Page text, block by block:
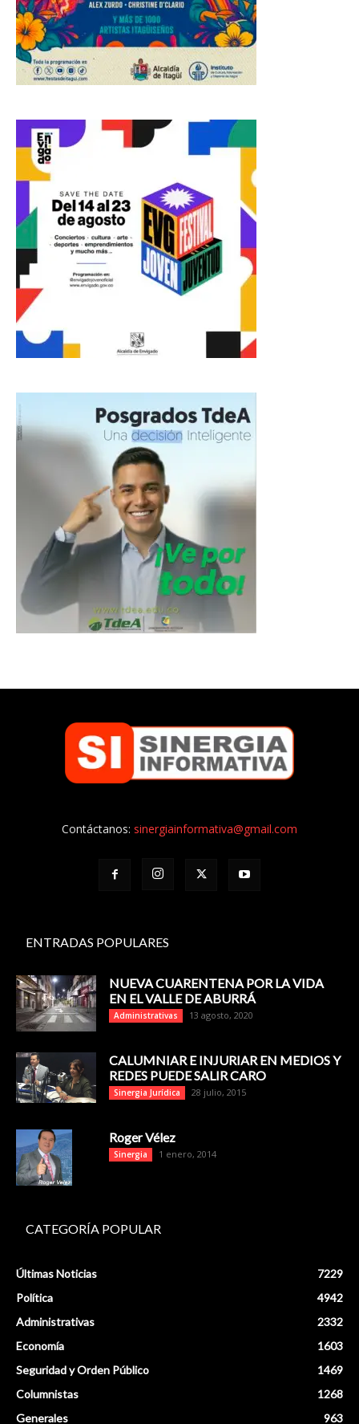
Contáctanos: sinergiainformativa@gmail.com
ENTRADAS POPULARES
NUEVA CUARENTENA POR LA VIDA
EN EL VALLE DE ABURRÁ
Administrativas 13 agosto, 2020
CALUMNIAR E INJURIAR EN MEDIOS Y
REDES PUEDE SALIR CARO
Sinergia Jurídica 28 julio, 2015
Roger Vélez
Sinergia 1 enero, 2014
CATEGORÍA POPULAR
Últimas Noticias
7229
Política
4942
Administrativas
2332
Economía
1603
Seguridad y Orden Público
1469
Columnistas
1268
Generales
963